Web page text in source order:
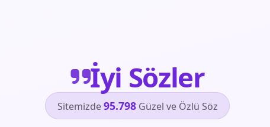
İyi Sözler
Sitemizde95.798Güzel ve Özlü Söz